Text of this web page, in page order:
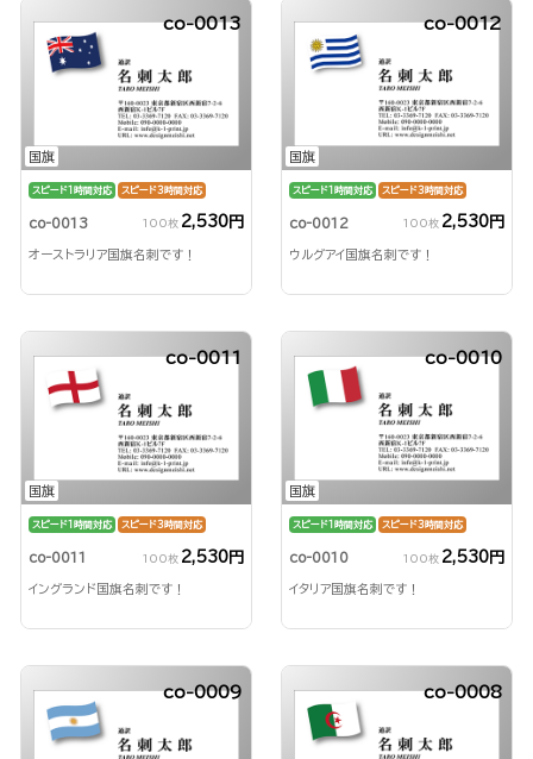
国旗
co-0013
スピード1時間対応 スピード3時間対応
co-0013 100枚 2,530円
オーストラリア国旗名刺です！
国旗
co-0012
スピード1時間対応 スピード3時間対応
co-0012 100枚 2,530円
ウルグアイ国旗名刺です！
国旗
co-0011
スピード1時間対応 スピード3時間対応
co-0011 100枚 2,530円
イングランド国旗名刺です！
国旗
co-0010
スピード1時間対応 スピード3時間対応
co-0010 100枚 2,530円
イタリア国旗名刺です！
co-0009 co-0008